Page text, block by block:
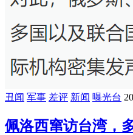
丑闻 军事 差评 新闻 曝光台
佩洛西窜访台湾，